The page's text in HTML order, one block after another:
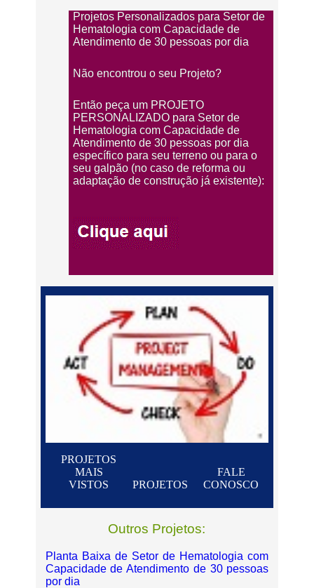
Projetos Personalizados para Setor de
Hematologia com Capacidade de
Atendimento de 30 pessoas por dia
Não encontrou o seu Projeto?
Então peça um PROJETO
PERSONALIZADO para Setor de
Hematologia com Capacidade de
Atendimento de 30 pessoas por dia
específico para seu terreno ou para o
seu galpão (no caso de reforma ou
adaptação de construção já existente):
PROJETOS
MAIS
VISTOS
PROJETOS
FALE
CONOSCO
Outros Projetos:
Planta Baixa de Setor de Hematologia com
Capacidade de Atendimento de 30 pessoas
por dia